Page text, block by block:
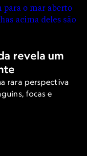
revela um
rara perspectiva
focas e